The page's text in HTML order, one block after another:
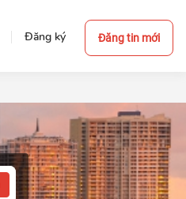
Đăng ký Đăng tin mới